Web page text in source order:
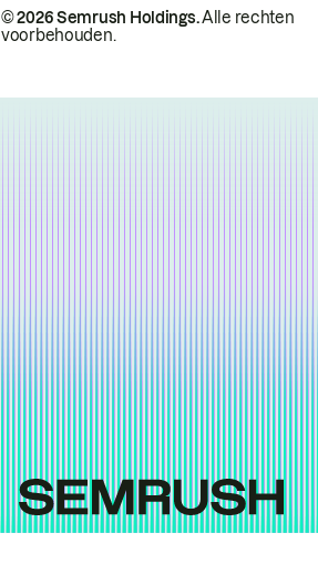
© 2026 Semrush Holdings.Alle rechten
voorbehouden.